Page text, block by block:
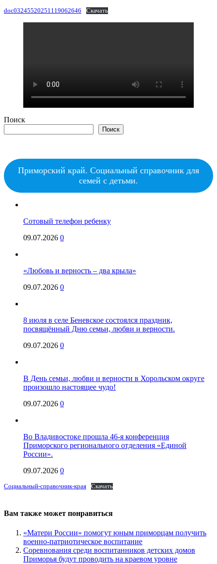
doc03245520251119062646 Скачать
Поиск
Поиск
Приморский край. Социальный справочник для
семей с детьми.
Сотовый телефон ребенку
09.07.2026 0
«Любовь и верность – два крыла»
09.07.2026 0
8 июля в селе Беневское состоялся праздник,
посвящённый Дню семьи, любви и верности.
09.07.2026 0
В День семьи, любви и верности в Хорольском округе
произошло настоящее чудо!
09.07.2026 0
Во Владивостоке прошла 46-я конференция
Приморского регионального отделения «Единой
России».
09.07.2026 0
Социальный-справочник-края Скачать
Вам также может понравиться
«Матери России» помогут юным приморцам получить
военно-патриотическое воспитание
Соревнования среди воспитанников детских домов
Приморья будут проводить на краевом уровне